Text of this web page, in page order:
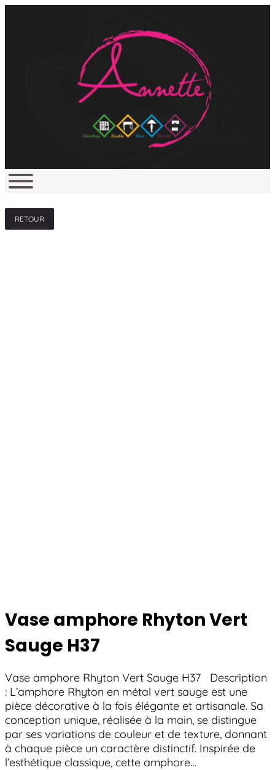
RETOUR
Vase amphore Rhyton Vert
Sauge H37
Vase amphore Rhyton Vert Sauge H37 Description
: L’amphore Rhyton en métal vert sauge est une
pièce décorative à la fois élégante et artisanale. Sa
conception unique, réalisée à la main, se distingue
par ses variations de couleur et de texture, donnant
à chaque pièce un caractère distinctif. Inspirée de
l’esthétique classique, cette amphore…